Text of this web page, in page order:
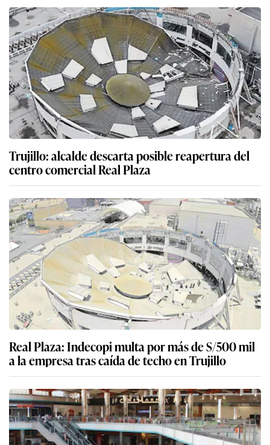
Trujillo: alcalde descarta posible reapertura del
centro comercial Real Plaza
Real Plaza: Indecopi multa por más de S/500 mil
a la empresa tras caída de techo en Trujillo